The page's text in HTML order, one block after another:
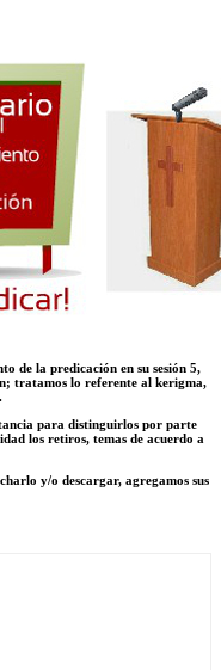
de la predicación en su sesión 5,
tratamos lo referente al kerigma,
para distinguirlos por parte
los retiros, temas de acuerdo a
y/o descargar, agregamos sus